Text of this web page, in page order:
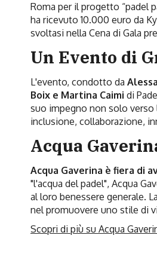
Roma per il progetto “padel
ha ricevuto 10.000 euro da
svoltasi nella Cena di Gala
Un Evento di
L'evento, condotto da
Boix e Martina Caimi di
suo impegno non solo
inclusione, collaborazione,
Acqua
Acqua Gaverina è fiera di
"l'acqua del padel", Acqua
al loro benessere generale.
nel promuovere uno stile di
Scopri di più su Acqua